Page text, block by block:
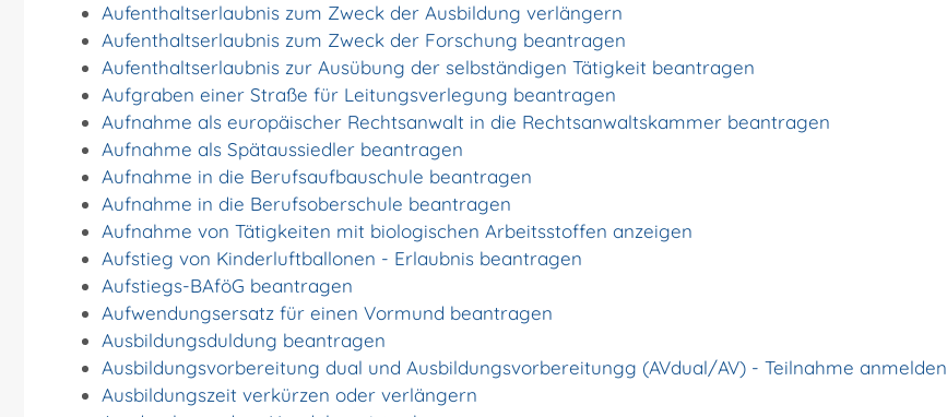
Aufenthaltserlaubnis zum Zweck der Ausbildung verlängern
Aufenthaltserlaubnis zum Zweck der Forschung beantragen
Aufenthaltserlaubnis zur Ausübung der selbständigen Tätigkeit beantragen
Aufgraben einer Straße für Leitungsverlegung beantragen
Aufnahme als europäischer Rechtsanwalt in die Rechtsanwaltskammer beantragen
Aufnahme als Spätaussiedler beantragen
Aufnahme in die Berufsaufbauschule beantragen
Aufnahme in die Berufsoberschule beantragen
Aufnahme von Tätigkeiten mit biologischen Arbeitsstoffen anzeigen
Aufstieg von Kinderluftballonen - Erlaubnis beantragen
Aufstiegs-BAföG beantragen
Aufwendungsersatz für einen Vormund beantragen
Ausbildungsduldung beantragen
Ausbildungsvorbereitung dual und Ausbildungsvorbereitungg (AVdual/AV) - Teilnahme anmelden
Ausbildungszeit verkürzen oder verlängern